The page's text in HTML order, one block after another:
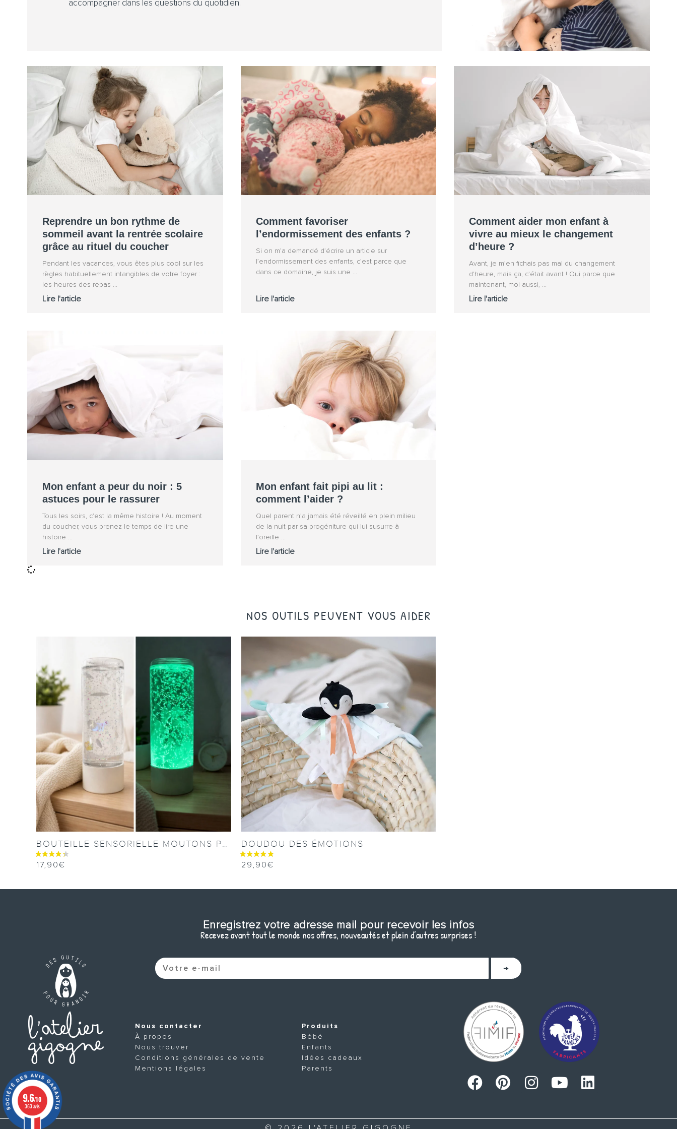
accompagner dans les questions du quotidien.
Reprendre un bon rythme de
sommeil avant la rentrée scolaire
grâce au rituel du coucher
Pendant les vacances, vous êtes plus cool sur les
règles habituellement intangibles de votre foyer :
les heures des repas
Lire l'article
Comment favoriser
l’endormissement des enfants ?
Si on m’a demandé d’écrire un article sur
l’endormissement des enfants, c’est parce que
dans ce domaine, je suis une
Lire l'article
Comment aider mon enfant à
vivre au mieux le changement
d’heure ?
Avant, je m’en fichais pas mal du changement
d’heure, mais ça, c’était avant ! Oui parce que
maintenant, moi aussi,
Lire l'article
Mon enfant a peur du noir : 5
astuces pour le rassurer
Tous les soirs, c’est la même histoire ! Au moment
du coucher, vous prenez le temps de lire une
histoire
Lire l'article
Mon enfant fait pipi au lit :
comment l’aider ?
Quel parent n’a jamais été réveillé en plein milieu
de la nuit par sa progéniture qui lui susurre à
l’oreille
Lire l'article
NOS OUTILS PEUVENT VOUS AIDER
BOUTEILLE SENSORIELLE MOUTONS PHOSPHORESCENTS
17,90€
DOUDOU DES ÉMOTIONS
29,90€
Enregistrez votre adresse mail pour recevoir les infos
Recevez avant tout le monde nos offres, nouveautés et plein d’autres surprises !
Nous contacter
À propos
Nous trouver
Conditions générales de vente
Mentions légales
Produits
Bébé
Enfants
Idées cadeaux
Parents
9.6/10
363 avis